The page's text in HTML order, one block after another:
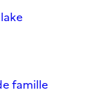
famille